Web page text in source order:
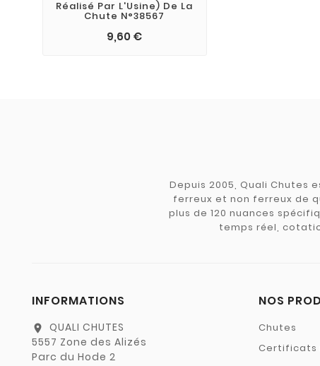
Réalisé Par L'Usine) De La
Chute N°38567
9,60 €
Depuis 2005, Quali Chutes
ferreux et non ferreux de
plus de 120 nuances
temps réel,
INFORMATIONS
location_on
QUALI CHUTES
5557 Zone des Alizés
Parc du Hode 2
NOS
Chutes
Certificats